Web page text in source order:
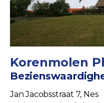
Korenmolen
Jan Jacobsstraat 7, Nes